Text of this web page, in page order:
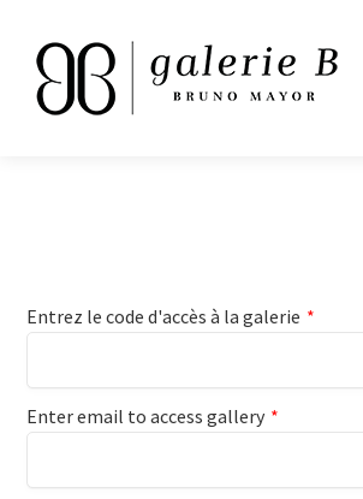
Entrez le code d'accès à la galerie *
Enter email to access gallery *